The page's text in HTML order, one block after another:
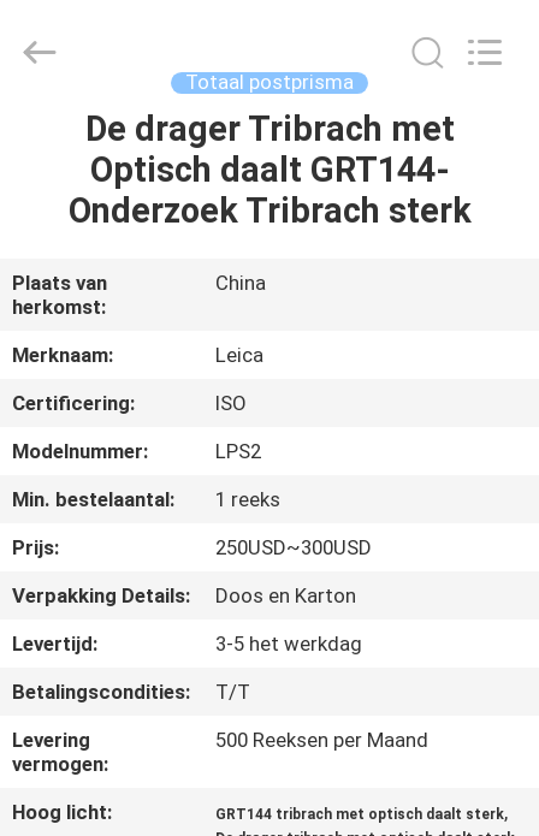
PRODUCTEN
ONGEVEER
ONS
FABRIEKSREIS
CONTACTEER
ONS
OM
EEN
Co.,Ltd.
Totaal postprisma
De drager Tribrach met
Optisch daalt GRT144-
Onderzoek Tribrach sterk
Plaats van
herkomst:
China
Merknaam:
Leica
Certificering:
ISO
Modelnummer:
LPS2
Min. bestelaantal:
1 reeks
Prijs:
250USD~300USD
Verpakking Details:
Doos en Karton
Levertijd:
3-5 het werkdag
Betalingscondities:
T/T
Levering
vermogen:
500 Reeksen per Maand
Hoog licht: GRT144 tribrach met optisch daalt sterk,